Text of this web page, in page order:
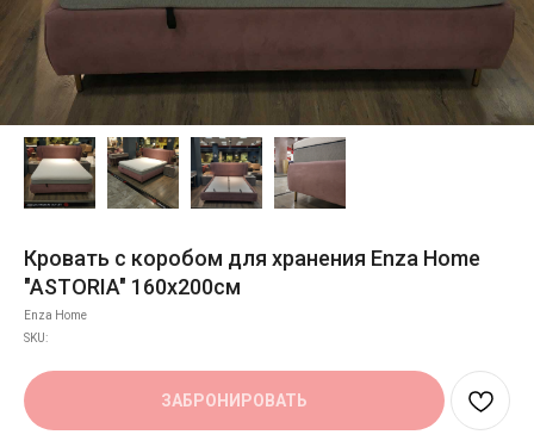
Кровать с коробом для хранения Enza Home
"ASTORIA" 160х200см
Enza Home
SKU:
ЗАБРОНИРОВАТЬ